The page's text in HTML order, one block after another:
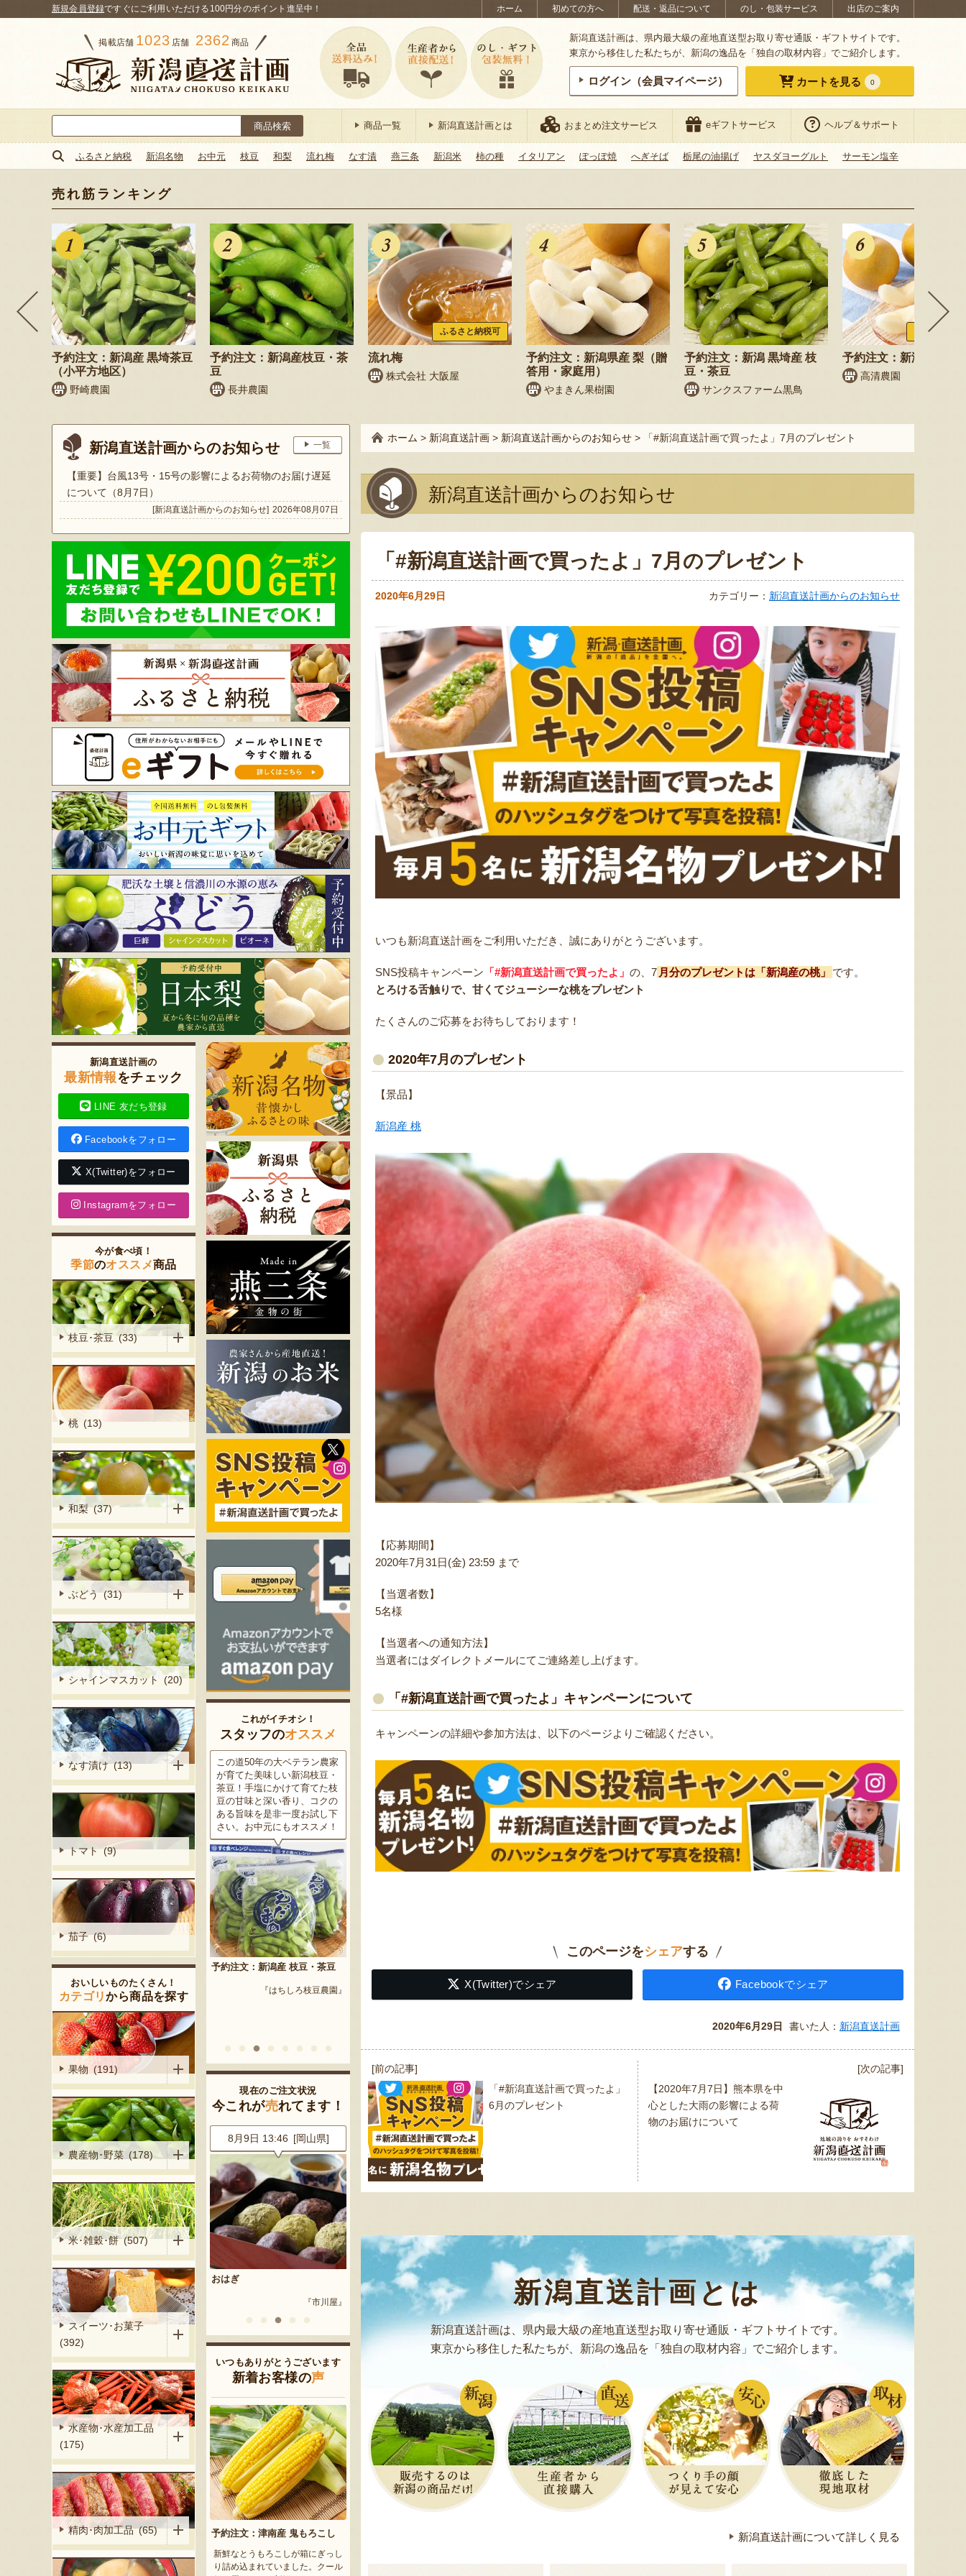
ホーム 初めての方へ 配送・返品について のし・包装サービス 出店のご案内
新規会員登録ですぐにご利用いただける100円分のポイント進呈中！
掲載店舗 1023 店舗 2362 商品
新潟直送計画は、県内最大級の産地直送型お取り寄せ通販・ギフトサイトです。
東京から移住した私たちが、新潟の逸品を「独自の取材内容」でご紹介します。
ログイン（会員マイページ） カートを見る 0
索:
商品一覧 新潟直送計画とは おまとめ注文サービス eギフトサービス ヘルプ＆サポート
ふるさと納税 新潟名物 お中元 枝豆 和梨 流れ梅 なす漬 燕三条 新潟米 柿の種 イタリアン ぽっぽ焼 へぎそば 栃尾の油揚げ ヤスダヨーグルト サーモン塩辛
売れ筋ランキング
予約注文：新潟産 黒埼茶豆
（小平方地区）
野崎農園
予約注文：新潟産枝豆・茶
豆
長井農園
ふるさと納税可
流れ梅
株式会社 大阪屋
予約注文：新潟県産 梨（贈
答用・家庭用）
やまきん果樹園
予約注文：新潟 黒埼産 枝
豆・茶豆
サンクスファーム黒鳥
ふるさと納
予約注文：新潟県産 梨
高清農園
新潟直送計画からのお知らせ 一覧
【重要】台風13号・15号の影響によるお荷物のお届け遅延
について（8月7日）
[新潟直送計画からのお知らせ] 2026年08月07日
ホーム > 新潟直送計画 > 新潟直送計画からのお知らせ > 「#新潟直送計画で買ったよ」7月のプレゼント
新潟直送計画からのお知らせ
「#新潟直送計画で買ったよ」7月のプレゼント
2020年6月29日 カテゴリー： 新潟直送計画からのお知らせ
いつも新潟直送計画をご利用いただき、誠にありがとうございます。
SNS投稿キャンペーン 「#新潟直送計画で買ったよ」 の、7 月分のプレゼントは「新潟産の桃」
です。
とろける舌触りで、甘くてジューシーな桃をプレゼント
たくさんのご応募をお待ちしております！
2020年7月のプレゼント
【景品】
新潟産 桃
【応募期間】
2020年7月31日(金) 23:59 まで
【当選者数】
5名様
【当選者への通知方法】
当選者にはダイレクトメールにてご連絡差し上げます。
「#新潟直送計画で買ったよ」キャンペーンについて
キャンペーンの詳細や参加方法は、以下のページよりご確認ください。
このページをシェアする
X(Twitter)でシェア Facebookでシェア
2020年6月29日 書いた人： 新潟直送計画
投
稿
ナ
ビ
ゲ
ー
シ
ョ
[前の記事]
「#新潟直送計画で買ったよ」
6月のプレゼント
[次の記事]
【2020年7月7日】熊本県を中
心とした大雨の影響による荷
物のお届けについて
新潟直送計画とは
新潟直送計画は、県内最大級の産地直送型お取り寄せ通販・ギフトサイトです。
東京から移住した私たちが、新潟の逸品を「独自の取材内容」でご紹介します。
新潟直送計画について詳しく見る
新潟直送計画の
最新情報をチェック
LINE 友だち登録
Facebookをフォロー
X(Twitter)をフォロー
Instagramをフォロー
今が食べ頃！
季節のオススメ商品
枝豆･茶豆 (33)
桃 (13)
和梨 (37)
ぶどう (31)
シャインマスカット (20)
なす漬け (13)
トマト (9)
茄子 (6)
おいしいものたくさん！
カテゴリから商品を探す
果物 (191)
農産物･野菜 (178)
米･雑穀･餅 (507)
スイーツ･お菓子
(392)
水産物･水産加工品
(175)
精肉･肉加工品 (65)
これがイチオシ！
スタッフのオススメ
販売当初から変わらないレシ
ピで作る「アラモードアイ
ス」と、素材を活かした「イ
タリアンジェラート」のセッ
ト。独自の口どけと、濃密で
ありながらさっぱりとした後
味をお楽しみください！
アラモードアイス・ジェラート
『アラモード・キムラ』
この道50年の大ベテラン農家
が育てた美味しい新潟枝豆・
茶豆！手塩にかけて育てた枝
豆の甘味と深い香り、コクの
ある旨味を是非一度お試し下
さい。お中元にもオススメ！
予約注文：新潟産 枝豆・茶豆
『はちしろ枝豆農園』
新潟の夏と言えば大阪屋の流
れ梅！国産の梅果汁とくずき
り風のゼリーの相性が抜群。
爽やかな甘みとツルッとした
食感は一度食べたらクセにな
るはず！お中元にも喜ばれる
こと間違い無し！
『株式会社 大阪屋』
魚沼市だけで作られている
「深雪なす」を使ったなす漬
け。しっかりとした塩味が好
評で、地元の直売所で大人気
の商品です。夏はもちろん、
甘みがのった秋なすは特に絶
品。新米との相性も抜群で
す！
予約注文：魚沼の定番 まるつた
太田農園が手塩にかけて育て
たアールスメロン！イギリス
生まれの原種メロンの血をひ
く、「メロンの王様」とも呼
ばれる高級メロンを農園より
直送！お盆などの贈答用にも
おすすめです。
予約注文：新潟産 アールスメロ
新潟市江南区で育てられた和
梨。有機質肥料と、すべての
実に袋をかける丁寧な手仕事
によって、濃厚な甘みと美し
い姿を持つ梨が生み出されま
す。「愛甘水」や「王秋」な
ど、旬の品種をお届けしま
す。
予約注文：新潟県産 梨
現在のご注文状況
今これが売れてます！
『加勢牧場』
8月9日 13:47 [埼玉県]
新潟産 黒埼茶豆（小平方地区）
『野崎農園』
8月9日 13:46 [岡山県]
おはぎ
『市川屋』
8月9日 13:46 [岡山県]
流れ梅
『株式会社 大阪屋』
新潟県産 桃
『のざきファーム』
ガンジーアイスクリーム
『加勢牧場』
8月9日 13:47 [埼玉県]
新潟産 黒埼茶豆（小平方地区）
『野崎農園』
いつもありがとうございます
新着お客様の声
予約注文：津南産 鬼もろこし
新鮮なとうもろこしが箱にぎっし
り詰め込まれていました。クール